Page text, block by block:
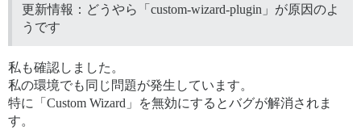
更新情報：どうやら「custom-wizard-plugin」が原因のよ
うです
私も確認しました。
私の環境でも同じ問題が発生しています。
特に「Custom Wizard」を無効にするとバグが解消されま
す。